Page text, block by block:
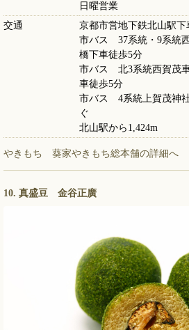
日曜営業
交通
京都市営地下鉄北山駅
市バス 37系統・9系統
橋下車徒歩5分
市バス 北3系統西賀茂
車徒歩5分
市バス 4系統上賀茂神
ぐ
北山駅から1,424m
やきもち 葵家やきもち総本舗の詳細へ
10. 真盛豆 金谷正廣